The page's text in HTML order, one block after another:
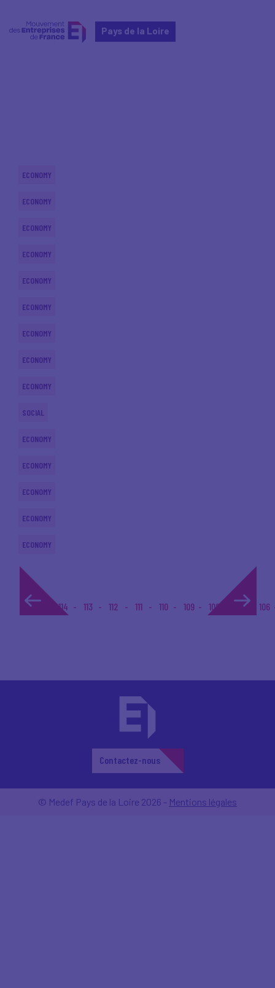
Pays de la Loire
ECONOMY
ECONOMY
ECONOMY
ECONOMY
ECONOMY
ECONOMY
ECONOMY
ECONOMY
ECONOMY
SOCIAL
ECONOMY
ECONOMY
ECONOMY
ECONOMY
ECONOMY
1... 114 113 112 111 110 109 108 107 106
Contactez-nous
© Medef Pays de la Loire 2026 - Mentions légales